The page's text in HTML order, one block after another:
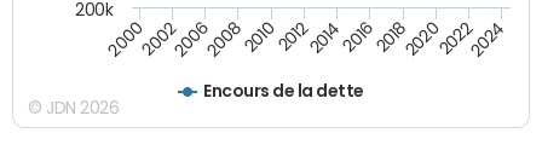
Encours de la dette
200020022006200820102012201420162018202020222024
200k
© JDN 2026